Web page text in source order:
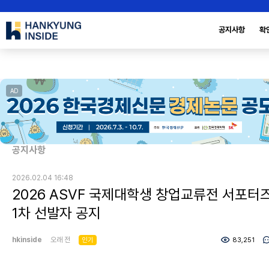
공지사항 확
AD
공지사항
2026.02.04 16:48
2026 ASVF 국제대학생 창업교류전 서포터
1차 선발자 공지
hkinside 오래 전 인기 83,251